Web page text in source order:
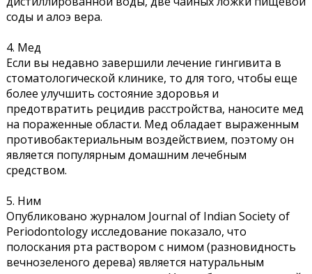
соды и алоэ вера.
4. Мед
Если вы недавно завершили лечение гингивита в
стоматологической клинике, то для того, чтобы еще
более улучшить состояние здоровья и
предотвратить рецидив расстройства, наносите мед
на пораженные области. Мед обладает выраженным
противобактериальным воздействием, поэтому он
является популярным домашним лечебным
средством.
5. Ним
Опубликовано журналом Journal of Indian Society of
Periodontology исследование показало, что
полоскания рта раствором с нимом (разновидность
вечнозеленого дерева) является натуральным